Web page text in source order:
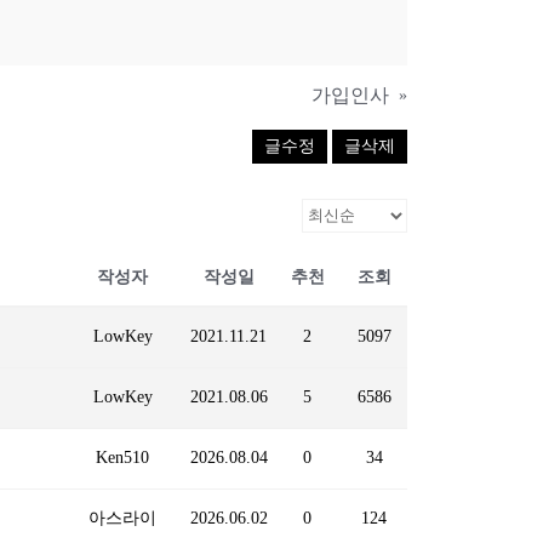
가입인사 »
글수정 글삭제
작성자 작성일 추천 조회
LowKey 2021.11.21 2 5097
LowKey 2021.08.06 5 6586
Ken510 2026.08.04 0 34
아스라이 2026.06.02 0 124